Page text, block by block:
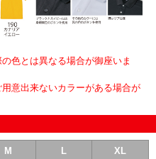
色とは異なる場合が御座いま
意出来ないカラーがある場合が
M L XL